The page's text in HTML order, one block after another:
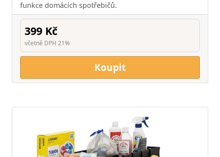
funkce domácích spotřebičů.
399 Kč
včetně DPH 21%
Koupit